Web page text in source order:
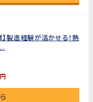
製造経験が活かせる！熱